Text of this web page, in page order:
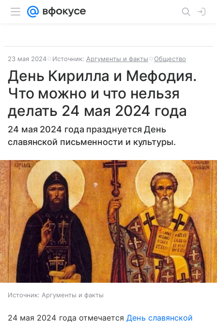
23 мая 2024 Источник: Аргументы и факты Общество
День Кирилла и Мефодия.
Что можно и что нельзя
делать 24 мая 2024 года
24 мая 2024 года празднуется День
славянской письменности и культуры.
Источник: Аргументы и факты
24 мая 2024 года отмечаетсяДень славянской